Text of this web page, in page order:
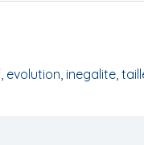
evolution, inegalite,